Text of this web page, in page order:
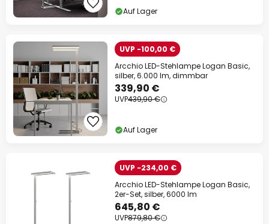
Auf Lager
UVP -100,00 €
Arcchio LED-Stehlampe Logan Basic,
silber, 6.000 lm, dimmbar
339,90 €
UVP439,90 €
Auf Lager
UVP -234,00 €
Arcchio LED-Stehlampe Logan Basic,
2er-Set, silber, 6000 lm
645,80 €
UVP879,80 €